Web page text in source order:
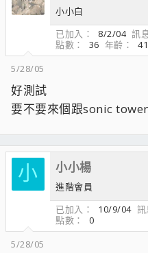
小小白
已加入
8/2/04 訊息
點數
36 年齡 41
5/28/05
好測試
要不要來個跟sonic
小 小小楊
進階會員
已加入
10/9/04 訊
點數
0
5/28/05